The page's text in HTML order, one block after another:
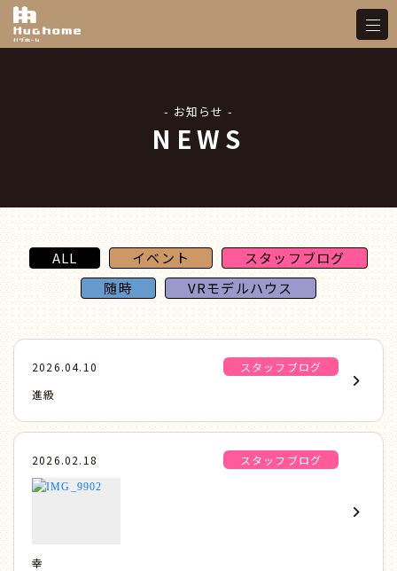
- お知らせ -
NEWS
ALL イベント
スタッフブログ
随時
VRモデルハウス
2026.04.10
スタッフブログ
進級
2026.02.18 スタッフブログ
幸